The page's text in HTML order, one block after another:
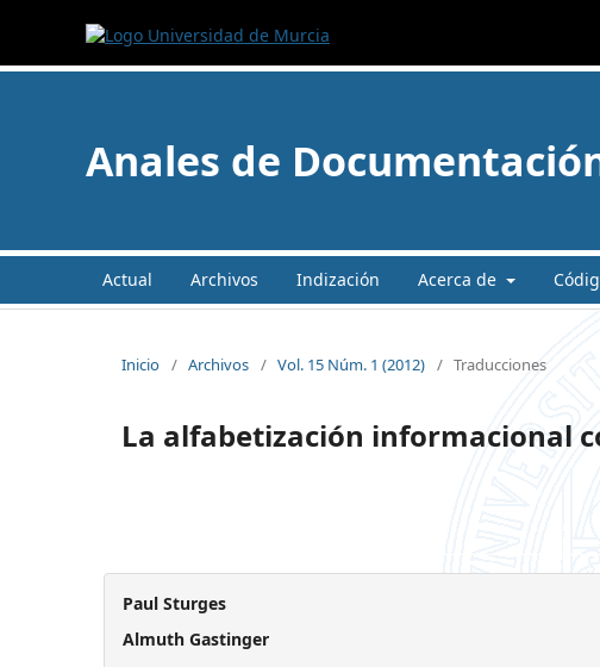
Anales de
Actual Archivos Indización Acerca de
Inicio / Archivos / Vol. 15 Núm. 1 (2012) / Traducciones
La alfabetización informacional
Paul Sturges
Almuth Gastinger